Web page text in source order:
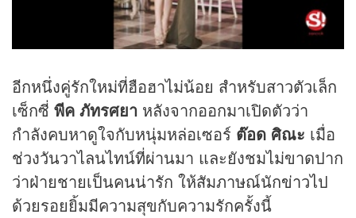
อีกหนึ่งคู่รักใหม่ที่ฮือฮาไม่น้อย สำหรับสาวตัวเล็ก
เซ็กซี่ พีค ภัทรศยา หลังจากออกมาเปิดตัวว่า
กำลังคบหาดูใจกับหนุ่มหล่อเซอร์ ต๊อด ศิณะ เมื่อ
ช่วงวันวาไลนไทน์ที่ผ่านมา และยังชมไม่ขาดปาก
ว่าฝ่ายชายเป็นคนน่ารัก ให้สัมภาษณ์นักข่าวไป
ด้วยรอยยิ้มมีความสุขกับความรักครั้งนี้